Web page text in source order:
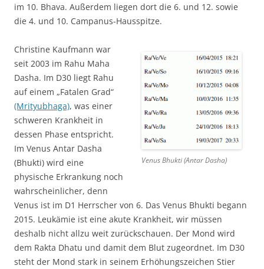
im 10. Bhava. Außerdem liegen dort die 6. und 12. sowie
die 4. und 10. Campanus-Hausspitze.
Venus Bhukti (Antar Dasha)
Christine Kaufmann war
seit 2003 im Rahu Maha
Dasha. Im D30 liegt Rahu
auf einem „Fatalen Grad“
(Mrityubhaga), was einer
schweren Krankheit in
dessen Phase entspricht.
Im Venus Antar Dasha
(Bhukti) wird eine
physische Erkrankung noch
wahrscheinlicher, denn
Venus ist im D1 Herrscher von 6. Das Venus Bhukti begann
2015. Leukämie ist eine akute Krankheit, wir müssen
deshalb nicht allzu weit zurückschauen. Der Mond wird
dem Rakta Dhatu und damit dem Blut zugeordnet. Im D30
steht der Mond stark in seinem Erhöhungszeichen Stier